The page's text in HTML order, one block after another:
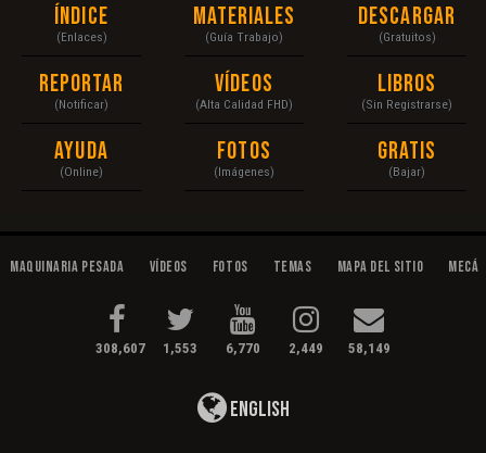
Índice
(Enlaces)
Reportar
(Notificar)
Ayuda
(Online)
Materiales
(Guía Trabajo)
Vídeos
(Alta Calidad FHD)
Fotos
(Imágenes)
Descargar
(Gratuitos)
Libros
(Sin Registrarse)
Gratis
(Bajar)
Maquinaria Pesada Vídeos Fotos Temas Mapa del Sitio
308,607 1,553 6,770 2,449 58,149
English